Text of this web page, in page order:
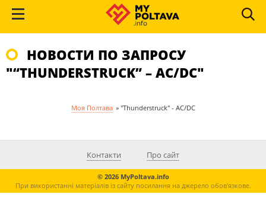
НОВОСТИ ПО ЗАПРОСУ
"“THUNDERSTRUCK” – AC/DC"
Моя Полтава » "Thunderstruck" - AC/DC
Контакти Про сайт
© 2026 MyPoltava.info
При використанні матеріалів із сайту посилання на джерело обов'язкове.